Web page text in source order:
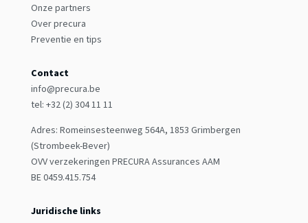
Onze partners
Over precura
Preventie en tips
Contact
info@precura.be
tel: +32 (2) 304 11 11
Adres: Romeinsesteenweg 564A, 1853 Grimbergen
(Strombeek-Bever)
OVV verzekeringen PRECURA Assurances AAM
BE 0459.415.754
Juridische links